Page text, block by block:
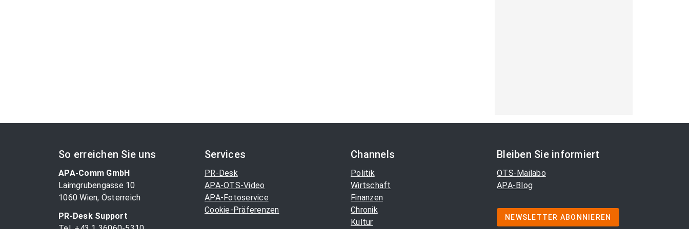
So erreichen Sie uns
APA-Comm GmbH
Laimgrubengasse 10
1060 Wien, Österreich
PR-Desk Support
Services
PR-Desk
APA-OTS-Video
APA-Fotoservice
Cookie-Präferenzen
Channels
Politik
Wirtschaft
Finanzen
Chronik
Kultur
Bleiben Sie informiert
OTS-Mailabo
APA-Blog
NEWSLETTER ABONNIEREN